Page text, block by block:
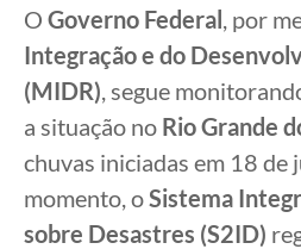
O Governo Federal , por
Integração e do
(MIDR) , segue
a situação no Rio Grande
chuvas iniciadas em 18 de
momento, oSistema
sobre Desastres (S2ID)